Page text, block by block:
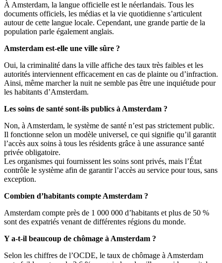
À Amsterdam, la langue officielle est le néerlandais. Tous les
documents officiels, les médias et la vie quotidienne s’articulent
autour de cette langue locale. Cependant, une grande partie de la
population parle également anglais.
Amsterdam est-elle une ville sûre ?
Oui, la criminalité dans la ville affiche des taux très faibles et les
autorités interviennent efficacement en cas de plainte ou d’infraction.
Ainsi, même marcher la nuit ne semble pas être une inquiétude pour
les habitants d’Amsterdam.
Les soins de santé sont-ils publics à Amsterdam ?
Non, à Amsterdam, le système de santé n’est pas strictement public.
Il fonctionne selon un modèle universel, ce qui signifie qu’il garantit
l’accès aux soins à tous les résidents grâce à une assurance santé
privée obligatoire.
Les organismes qui fournissent les soins sont privés, mais l’État
contrôle le système afin de garantir l’accès au service pour tous, sans
exception.
Combien d’habitants compte Amsterdam ?
Amsterdam compte près de 1 000 000 d’habitants et plus de 50 %
sont des expatriés venant de différentes régions du monde.
Y a-t-il beaucoup de chômage à Amsterdam ?
Selon les chiffres de l’OCDE, le taux de chômage à Amsterdam